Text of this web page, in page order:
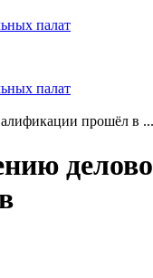
палат
палат
прошёл в ...